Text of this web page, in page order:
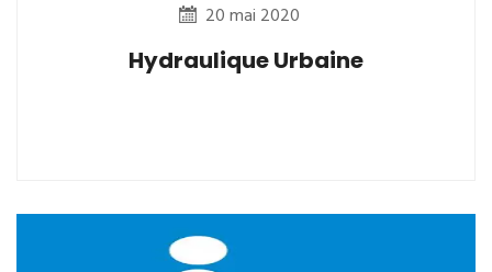
20 mai 2020
Hydraulique Urbaine